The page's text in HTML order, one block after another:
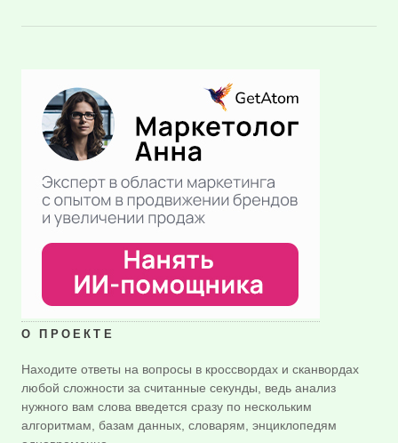
О ПРОЕКТЕ
Находите ответы на вопросы в кроссвордах и сканвордах
любой сложности за считанные секунды, ведь анализ
нужного вам слова введется сразу по нескольким
алгоритмам, базам данных, словарям, энциклопедям